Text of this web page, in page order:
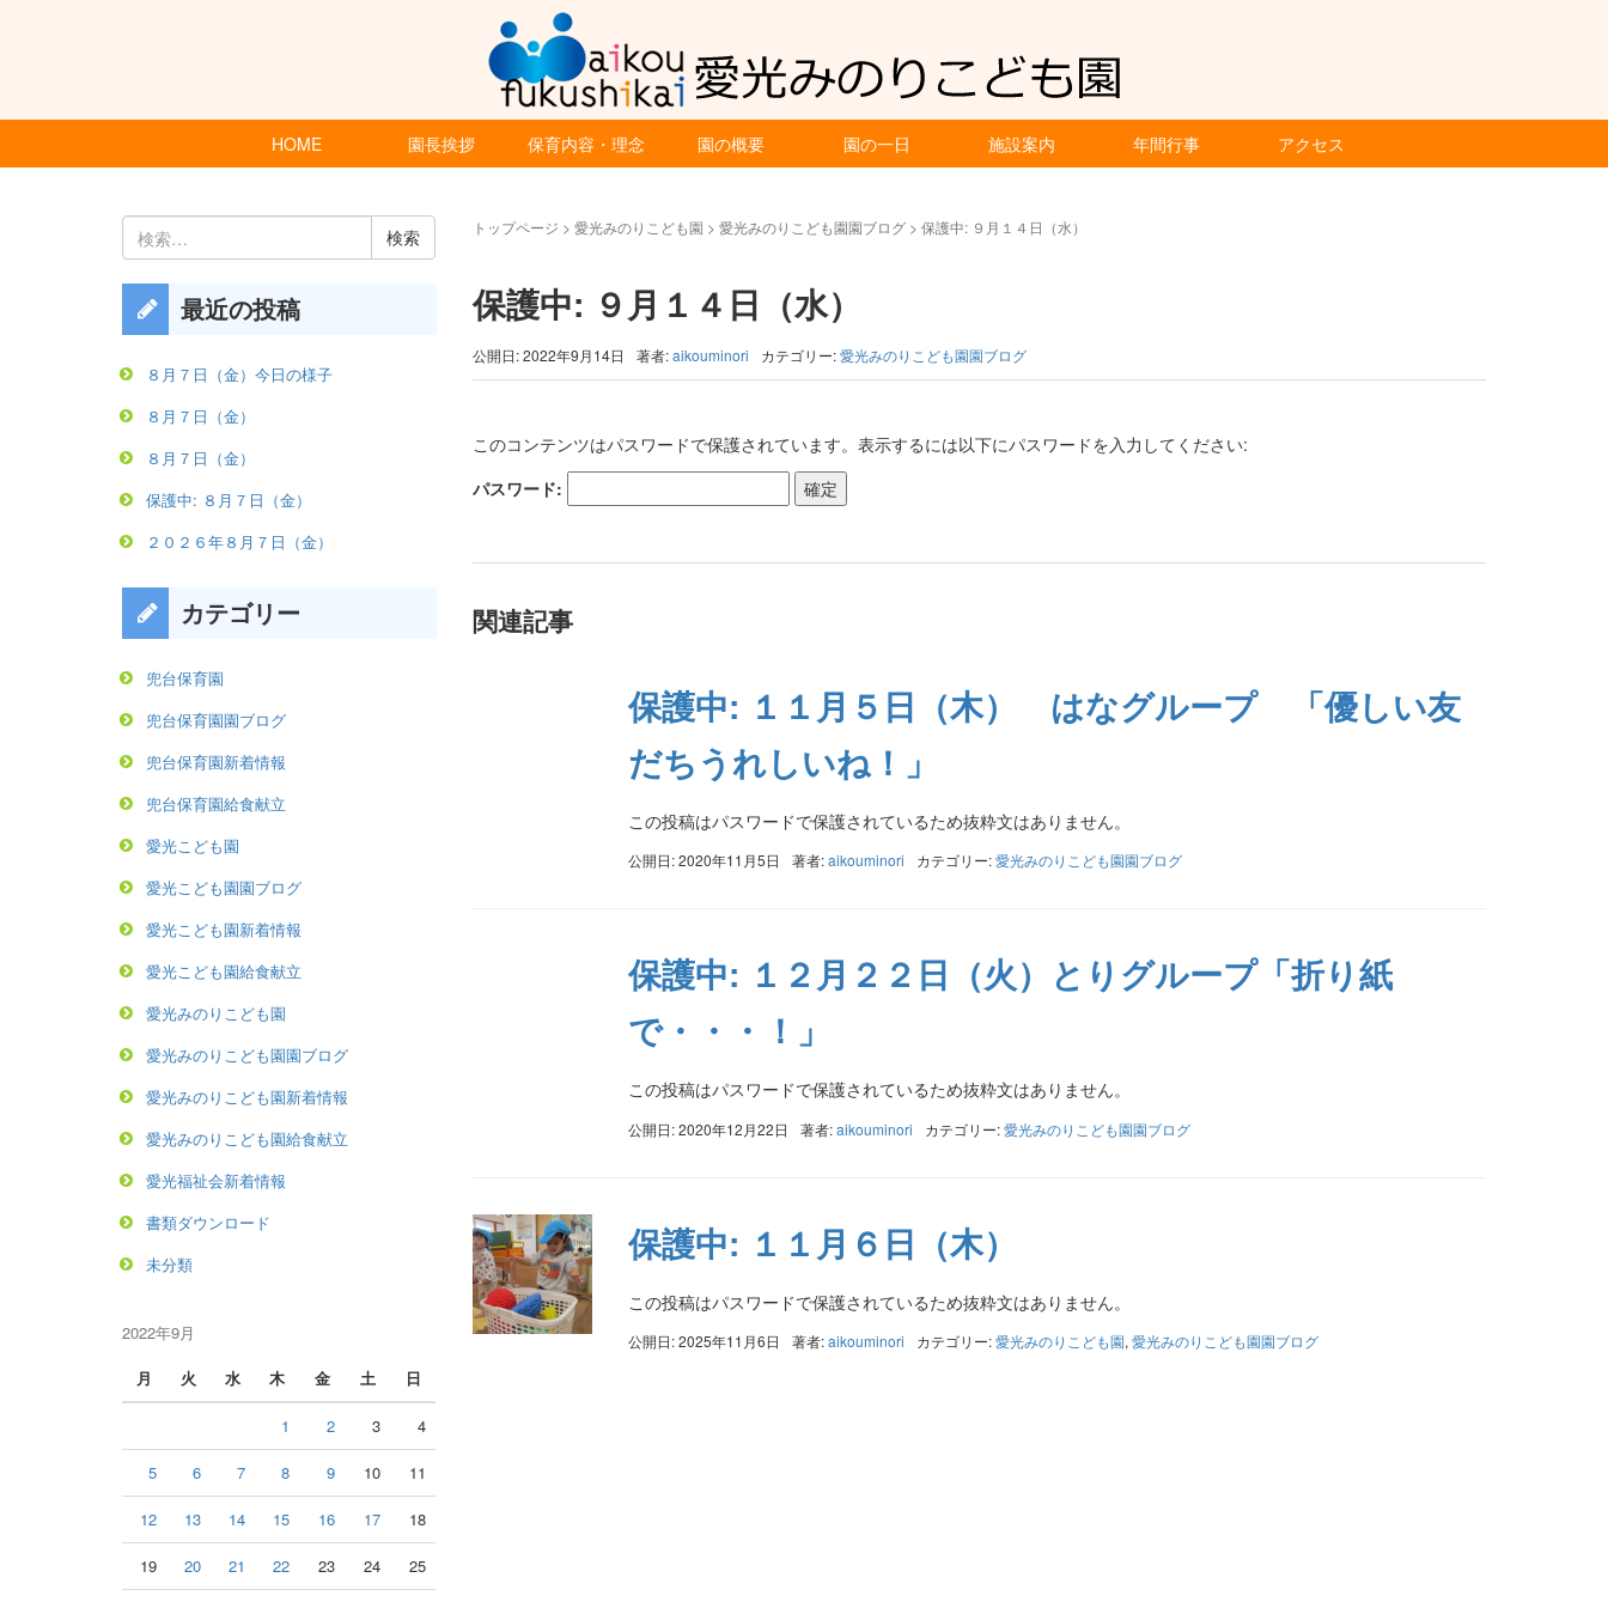
HOME 園長挨拶 保育内容・理念 園の概要 園の一日 施設案内 年間行事 アクセス
トップページ > 愛光みのりこども園 > 愛光みのりこども園園ブログ> 保護中: ９月１４日（水）
保護中: ９月１４日（水）
公開日: 2022年9月14日 著者:aikouminori カテゴリー:愛光みのりこども園園ブログ
このコンテンツはパスワードで保護されています。表示するには以下にパスワードを入力してください:
パスワード:
関連記事
保護中: １１月５日（木） はなグループ 「優しい友
だちうれしいね！」
この投稿はパスワードで保護されているため抜粋文はありません。
公開日: 2020年11月5日 著者:aikouminori カテゴリー:愛光みのりこども園園ブログ
保護中: １２月２２日（火）とりグループ「折り紙
で・・・！」
この投稿はパスワードで保護されているため抜粋文はありません。
公開日: 2020年12月22日 著者:aikouminori カテゴリー:愛光みのりこども園園ブログ
保護中: １１月６日（木）
この投稿はパスワードで保護されているため抜粋文はありません。
公開日: 2025年11月6日 著者:aikouminori カテゴリー:愛光みのりこども園, 愛光みのりこども園園ブログ
検
索:
最近の投稿
８月７日（金）今日の様子
８月７日（金）
８月７日（金）
保護中: ８月７日（金）
２０２６年８月７日（金）
カテゴリー
兜台保育園
兜台保育園園ブログ
兜台保育園新着情報
兜台保育園給食献立
愛光こども園
愛光こども園園ブログ
愛光こども園新着情報
愛光こども園給食献立
愛光みのりこども園
愛光みのりこども園園ブログ
愛光みのりこども園新着情報
愛光みのりこども園給食献立
愛光福祉会新着情報
書類ダウンロード
未分類
2022年9月
月
火 水 木 金 土 日
1 2 3 4
5 6 7 8 9 10 11
12 13 14 15 16 17 18
19 20 21 22 23 24 25